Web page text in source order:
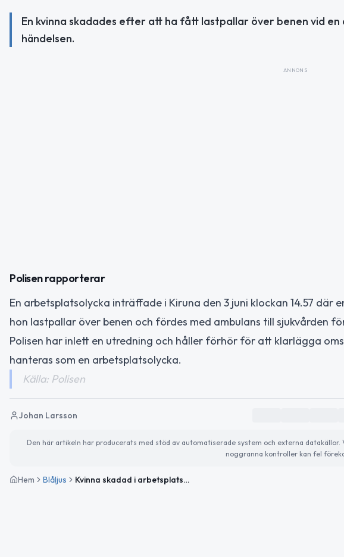
En kvinna skadades efter att ha fått lastpallar över benen vid
händelsen.
ANNONS
Polisen rapporterar
En arbetsplatsolycka inträffade i Kiruna den 3 juni klockan 14.57 där
hon lastpallar över benen och fördes med ambulans till sjukvården
Polisen har inlett en utredning och håller förhör för att klarlägga
hanteras som en arbetsplatsolycka.
Källa: Polisen
Johan Larsson
Den här artikeln har producerats med stöd av automatiserade system och externa
noggranna kontroller kan fel
Hem Blåljus Kvinna skadad i arbetsplatsolycka i Kiruna